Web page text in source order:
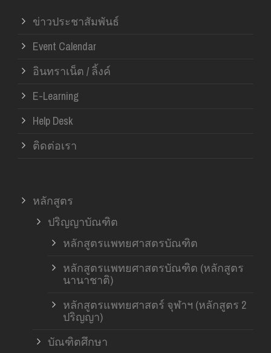
ข่าวประชาสัมพันธ์
Event Calendar
อินทราเน็ต / ลิ้งค์
E-Learning
Help Desk
ติดต่อเรา
หลักสูตร
ปริญญาบัณฑิต
หลักสูตรแพทยศาสตรบัณฑิต
หลักสูตรแพทยศาสตรบัณฑิต (หลักสูตร
นานาชาติ)
หลักสูตรแพทยศาสตร์ จุฬาฯ (หลักสูตร 2
ปริญญา)
บัณฑิตศึกษา